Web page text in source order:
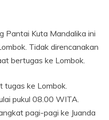
Pantai Kuta Mandalika ini
Tidak direncanakan
bertugas ke Lombok.
tugas ke Lombok.
pukul 08.00 WITA.
pagi-pagi ke Juanda